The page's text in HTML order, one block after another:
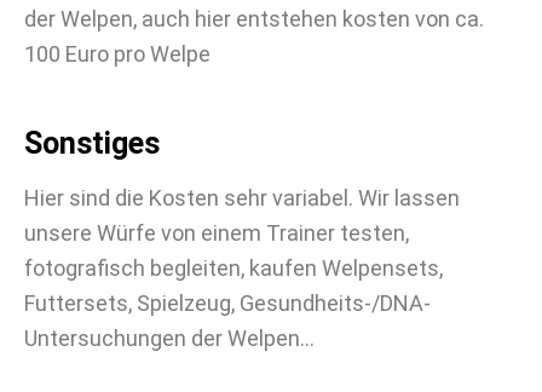
der Welpen, auch hier entstehen kosten von ca.
100 Euro pro Welpe
Sonstiges
Hier sind die Kosten sehr variabel. Wir lassen
unsere Würfe von einem Trainer testen,
fotografisch begleiten, kaufen Welpensets,
Futtersets, Spielzeug, Gesundheits-/DNA-
Untersuchungen der Welpen…